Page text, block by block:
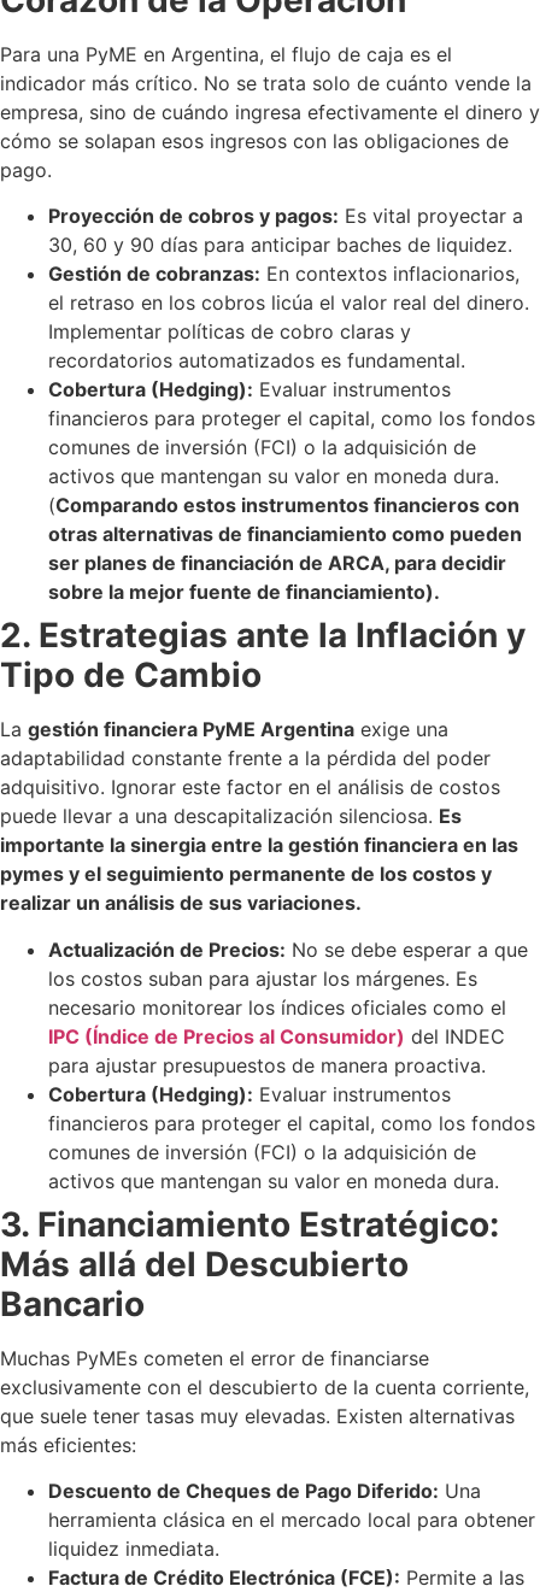
Para una PyME en Argentina, el flujo de caja es el
indicador más crítico. No se trata solo de cuánto vende la
empresa, sino de cuándo ingresa efectivamente el dinero y
cómo se solapan esos ingresos con las obligaciones de
pago.
Proyección de cobros y pagos: Es vital proyectar a
30, 60 y 90 días para anticipar baches de liquidez.
Gestión de cobranzas: En contextos inflacionarios,
el retraso en los cobros licúa el valor real del dinero.
Implementar políticas de cobro claras y
recordatorios automatizados es fundamental.
Cobertura (Hedging): Evaluar instrumentos
financieros para proteger el capital, como los fondos
comunes de inversión (FCI) o la adquisición de
activos que mantengan su valor en moneda dura.
(Comparando estos instrumentos financieros con
otras alternativas de financiamiento como pueden
ser planes de financiación de ARCA, para decidir
sobre la mejor fuente de financiamiento).
2. Estrategias ante la Inflación y
Tipo de Cambio
La gestión financiera PyME Argentina exige una
adaptabilidad constante frente a la pérdida del poder
adquisitivo. Ignorar este factor en el análisis de costos
puede llevar a una descapitalización silenciosa. Es
importante la sinergia entre la gestión financiera en las
pymes y el seguimiento permanente de los costos y
realizar un análisis de sus variaciones.
Actualización de Precios: No se debe esperar a que
los costos suban para ajustar los márgenes. Es
necesario monitorear los índices oficiales como el
IPC (Índice de Precios al Consumidor) del INDEC
para ajustar presupuestos de manera proactiva.
Cobertura (Hedging): Evaluar instrumentos
financieros para proteger el capital, como los fondos
comunes de inversión (FCI) o la adquisición de
activos que mantengan su valor en moneda dura.
3. Financiamiento Estratégico:
Más allá del Descubierto
Bancario
Muchas PyMEs cometen el error de financiarse
exclusivamente con el descubierto de la cuenta corriente,
que suele tener tasas muy elevadas. Existen alternativas
más eficientes:
Descuento de Cheques de Pago Diferido: Una
herramienta clásica en el mercado local para obtener
liquidez inmediata.
Factura de Crédito Electrónica (FCE): Permite a las